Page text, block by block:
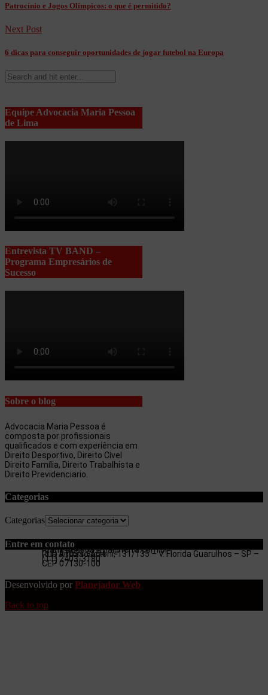
Patrocínio e Jogos Olímpicos: o que é permitido?
Next Post
6 dicas para conseguir oportunidades de jogar futebol na Europa
Equipe Advocacia Maria Pessoa
de Lima
Entrevista TV BAND –
Programa Empresários de
Sucesso
Sobre o blog
Advocacia Maria Pessoa é
composta por profissionais
qualificados e com experiência em
Direito Desportivo, Direito Cível
Direito Família, Direito Trabalhista e
Direito Previdenciario.
Categorias
Categorias
Entre em contato
Rua Antonio Artoni, 131/135 – V. Florida Guarulhos – SP –
CEP 07130-100
(11) 2403-3180
(11) 97053-3654
maria.pessoa.lima@terra.com.br
Desenvolvido por Planejador Web
Back to top